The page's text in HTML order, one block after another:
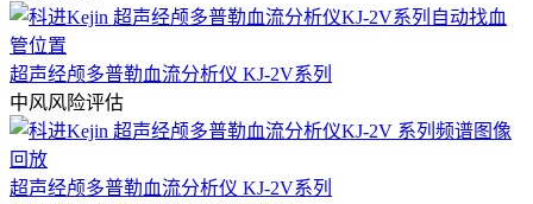
超声经颅多普勒血流分析仪 KJ-2V系列
中风风险评估
超声经颅多普勒血流分析仪 KJ-2V系列